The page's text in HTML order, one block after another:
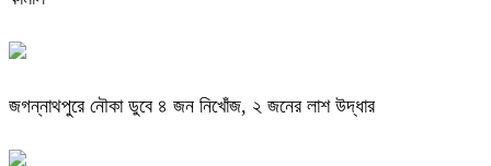
জগন্নাথপুরে নৌকা ডুবে ৪ জন নিখোঁজ, ২ জনের লাশ উদ্ধার